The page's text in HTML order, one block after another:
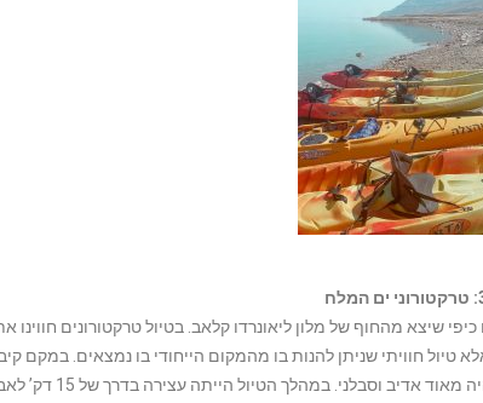
כיפי שיצא מהחוף של מלון ליאונרדו קלאב. בטיול טרקטורונים
טיול חוויתי שניתן להנות בו מהמקום הייחודי בו נמצאים. במקם
במהלך הטיול